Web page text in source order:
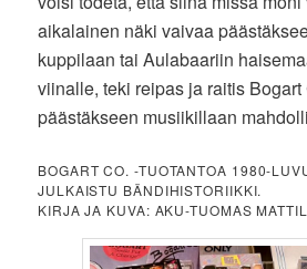
aikalainen näki vaivaa
kuppilaan tai Aulabaariin
viinalle, teki reipas ja raitis
päästäkseen musiikillaan
BOGART CO. -TUOTANTOA 1980-
JULKAISTU BÄNDIHISTORIIKKI.
KIRJA JA KUVA: AKU-TUOMAS